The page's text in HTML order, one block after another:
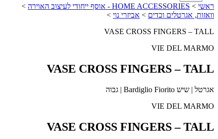
ראשי > HOME ACCESSORIES - אוסף ייחודי לעיצוב האוירה
>
וואזות, אגרטלים וכדים > אביזרי נוי >
VASE CROSS FINGERS – TALL
VIE DEL MARMO
VASE CROSS FINGERS – TALL
אגרטל | שיש Bardiglio Fiorito | גבוה
VIE DEL MARMO
VASE CROSS FINGERS – TALL